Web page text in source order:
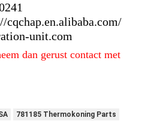
unit.com
dan gerust contact met
781185 Thermokoning Parts